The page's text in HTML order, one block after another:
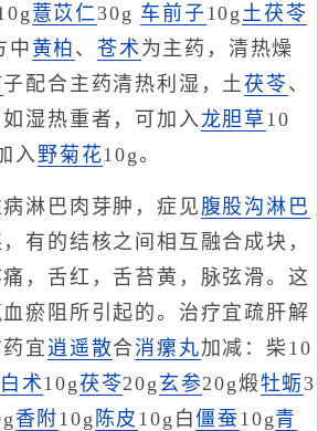
薏苡仁30g 车前子10g 土茯苓
中黄柏 、苍术 为主药，清热燥
子配合主药清热利湿，土茯苓、
湿热重者，可加入龙胆草 10
入野菊花10g。
巴肉芽肿，症见 腹股沟淋巴
有的结核之间相互融合成块，
，舌红，舌苔黄，脉弦滑。这
瘀阻所引起的。治疗宜疏肝解
宜 逍遥散合消瘰丸加减：柴10
白术10g茯苓20g 玄参20g煅牡蛎3
香附10g 陈皮 10g白僵蚕10g青